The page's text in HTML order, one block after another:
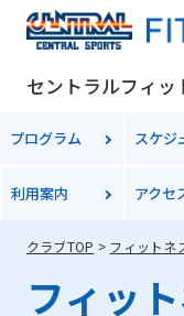
セントラルフィ
プログラム スケジ
利用案内 アクセ
クラブTOP フィットネ
フィッ